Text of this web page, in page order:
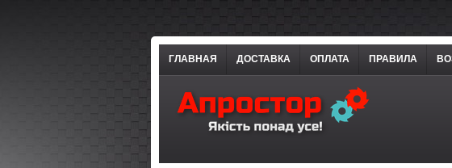
ГЛАВНАЯ ДОСТАВКА ОПЛАТА ПРАВИЛА